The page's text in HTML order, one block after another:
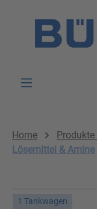
Home Produkte
Lösemittel & Amine
1 Tankwagen